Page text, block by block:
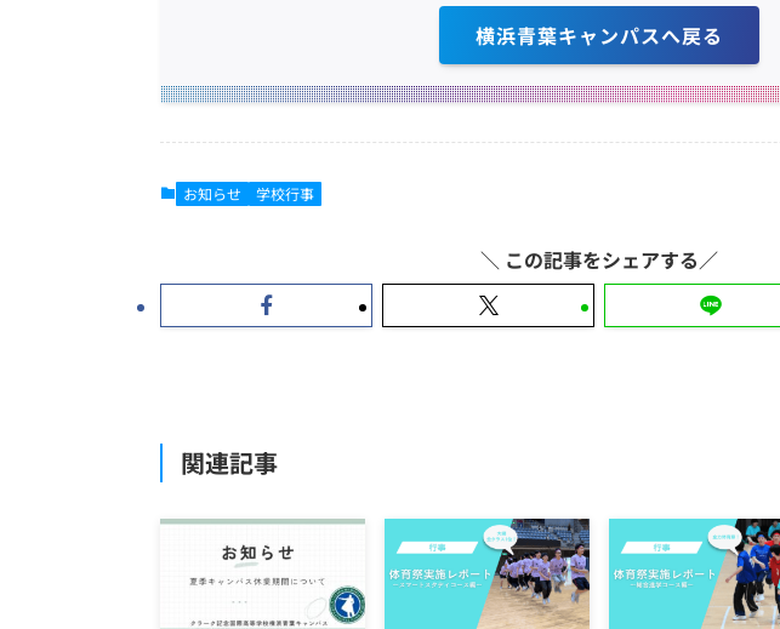
横浜青葉キャンパスへ戻る
お知らせ 学校行事
関連記事